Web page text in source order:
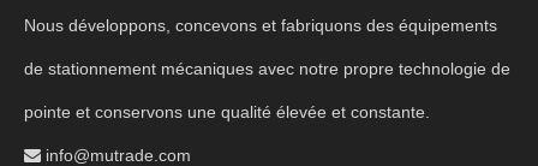
Nous développons, concevons et fabriquons des équipements
de stationnement mécaniques avec notre propre technologie de
pointe et conservons une qualité élevée et constante.
 info@mutrade.com